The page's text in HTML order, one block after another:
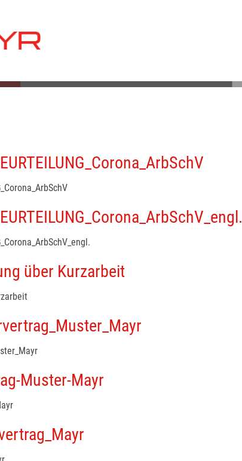
über Kurzarbeit
Muster-Mayr